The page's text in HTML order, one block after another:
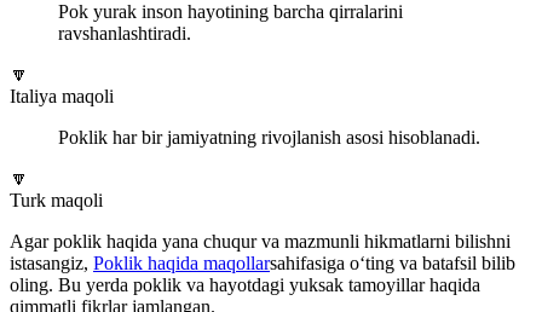
Pok yurak inson hayotining barcha qirralarini
ravshanlashtiradi.
🔽
Italiya maqoli
Poklik har bir jamiyatning rivojlanish asosi hisoblanadi.
🔽
Turk maqoli
Agar poklik haqida yana chuqur va mazmunli hikmatlarni bilishni
istasangiz, Poklik haqida maqollarsahifasiga o‘ting va batafsil bilib
oling. Bu yerda poklik va hayotdagi yuksak tamoyillar haqida
qimmatli fikrlar jamlangan.